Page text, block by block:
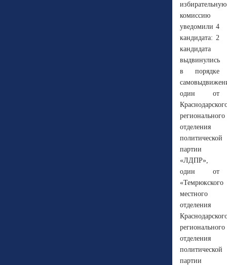
избирательную
комиссию
уведомили 4
кандидата: 2
кандидата
выдвинулись
в порядке
один от
регионального
отделения
политической
партии
«ЛДПР»,
один от
«Темрюкского
местного
отделения
регионального
отделения
политической
партии